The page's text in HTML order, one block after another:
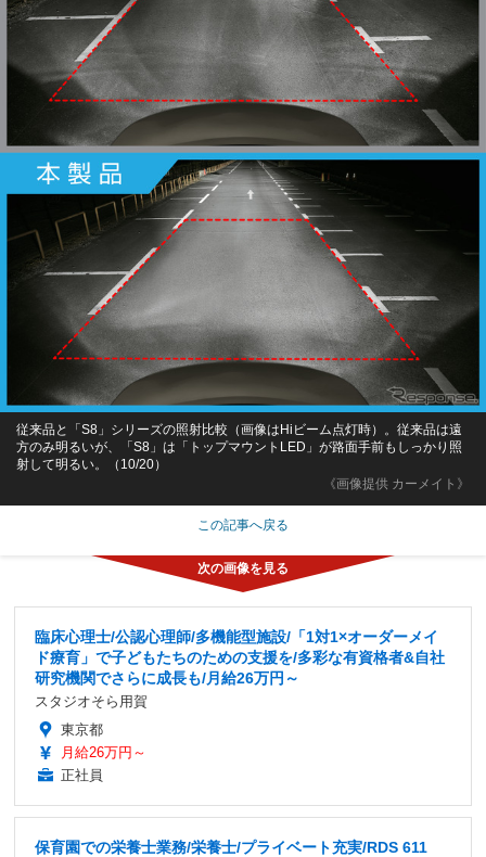
《画像提供 カーメイト》
従来品と「S8」シリーズの照射比較（画像はHiビーム点灯時）。従来品は遠
方のみ明るいが、「S8」は「トップマウントLED」が路面手前もしっかり照
射して明るい。（10/20）
この記事へ戻る
臨床心理士/公認心理師/多機能型施設/「1対1×オーダーメイ
ド療育」で子どもたちのための支援を/多彩な有資格者&自社
研究機関でさらに成長も/月給26万円～
スタジオそら用賀
東京都
月給26万円～
正社員
保育園での栄養士業務/栄養士/プライベート充実/RDS 611